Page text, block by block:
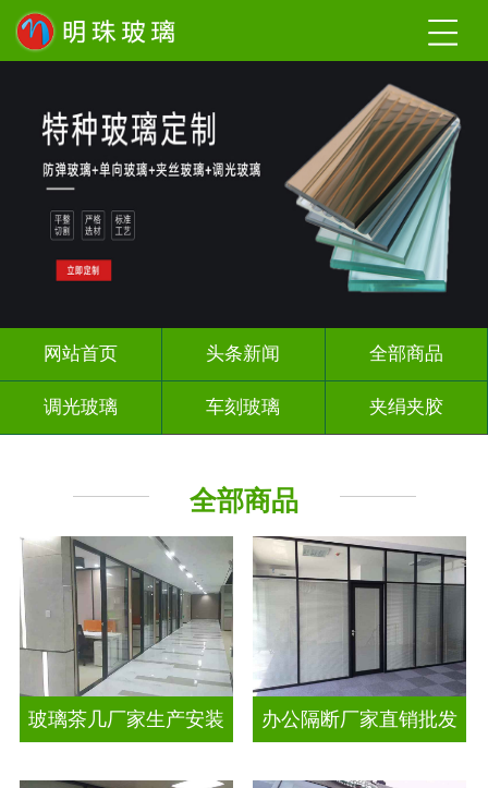
网站首页 头条新闻 全部商品
调光玻璃 车刻玻璃 夹绢夹胶
智能镜子
全部商品
玻璃茶几厂家生产安装 办公隔断厂家直销批发